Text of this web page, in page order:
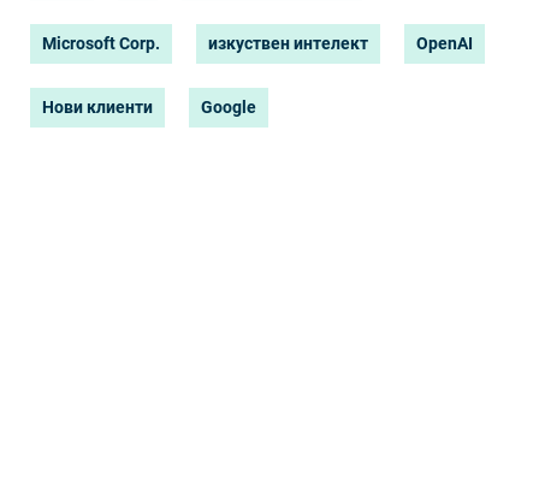
Microsoft Corp. изкуствен интелект OpenAI
Нови клиенти Google